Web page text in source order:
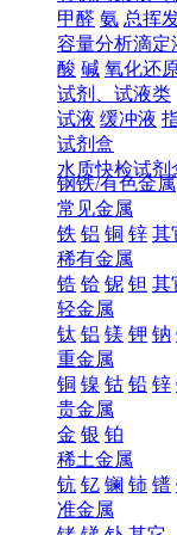
甲醛 氨 总挥
容量分析滴定
酸 碱 氧化还
试剂、试液类
试液 缓冲液
试剂盒
水质快检试剂
钢铁/有色金属
常见金属
铁 铝 铜 锌 其
稀有金属
锆 铪 铌 钽 其
轻金属
钛 铝 镁 钾 钠
重金属
铜 镍 钴 铅 锌
贵金属
金 银 铂
稀土金属
钪 钇 镧 铈 镨
准金属